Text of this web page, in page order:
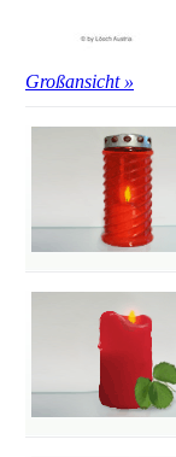
Großansicht »